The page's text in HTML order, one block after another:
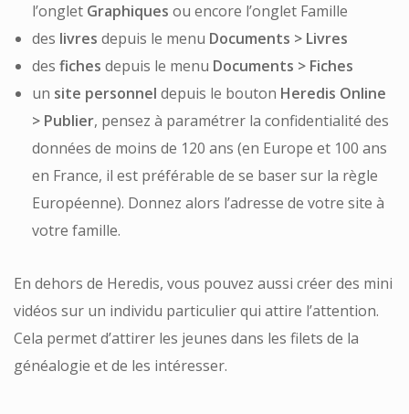
l’onglet Graphiques ou encore l’onglet Famille
des livres depuis le menu Documents > Livres
des fiches depuis le menu Documents > Fiches
un site personnel depuis le bouton Heredis Online
> Publier, pensez à paramétrer la confidentialité des
données de moins de 120 ans (en Europe et 100 ans
en France, il est préférable de se baser sur la règle
Européenne). Donnez alors l’adresse de votre site à
votre famille.
En dehors de Heredis, vous pouvez aussi créer des mini
vidéos sur un individu particulier qui attire l’attention.
Cela permet d’attirer les jeunes dans les filets de la
généalogie et de les intéresser.